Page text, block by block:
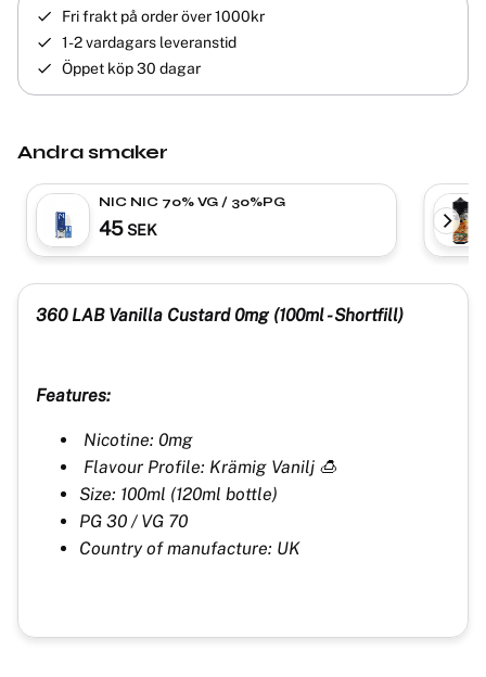
Fri frakt på order över 1000kr
1-2 vardagars leveranstid
Öppet köp 30 dagar
Andra smaker
NIC NIC 70% VG / 30%PG
45 SEK
360 LAB Vanilla Custard0mg (100ml - Shortfill)
Features:
Nicotine: 0mg
Flavour Profile: Krämig Vanilj 🍮
Size: 100ml (120ml bottle)
PG 30 / VG 70
Country of manufacture: UK